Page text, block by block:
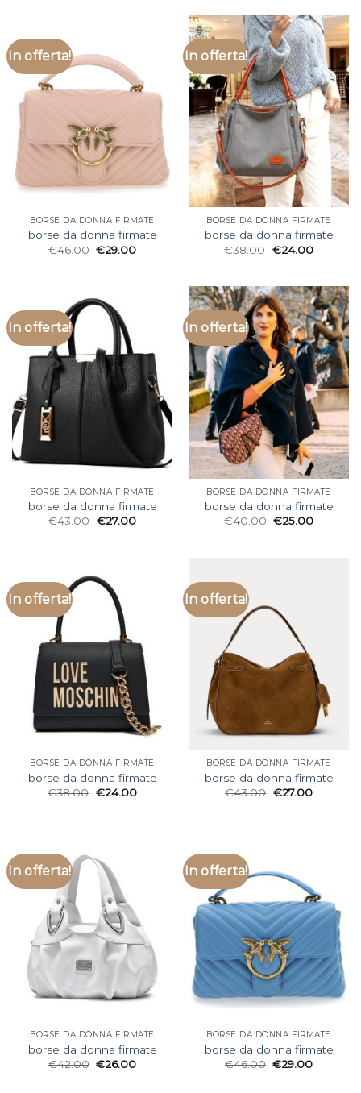
In offerta!
BORSE DA DONNA FIRMATE
borse da donna firmate
€46.00 €29.00
In offerta!
BORSE DA DONNA FIRMATE
borse da donna firmate
€38.00 €24.00
In offerta!
BORSE DA DONNA FIRMATE
borse da donna firmate
€43.00 €27.00
In offerta!
BORSE DA DONNA FIRMATE
borse da donna firmate
€40.00 €25.00
In offerta!
BORSE DA DONNA FIRMATE
borse da donna firmate
€38.00 €24.00
In offerta!
BORSE DA DONNA FIRMATE
borse da donna firmate
€43.00 €27.00
In offerta!
BORSE DA DONNA FIRMATE
borse da donna firmate
€42.00 €26.00
In offerta!
BORSE DA DONNA FIRMATE
borse da donna firmate
€46.00 €29.00